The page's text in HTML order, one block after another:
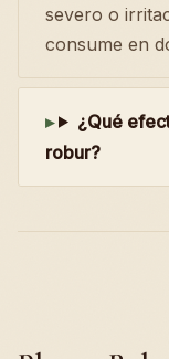
severo o
consume en
¿Qué
robur?